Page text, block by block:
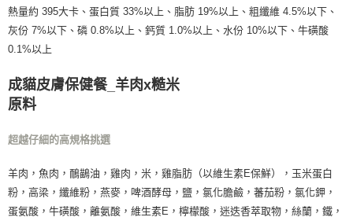
熱量約 395大卡、蛋白質 33%以上、脂肪 19%以上、粗纖維 4.5%以下、
灰份 7%以下、磷 0.8%以上、鈣質 1.0%以上、水份 10%以下、牛磺酸
0.1%以上
成貓皮膚保健餐_羊肉x糙米
原料
超越仔細的高規格挑選
羊肉，魚肉，鴯鶓油，雞肉，米，雞脂肪（以維生素E保鮮），玉米蛋白
粉，高梁，纖維粉，燕麥，啤酒酵母，鹽，氯化膽鹼，蕃茄粉，氯化鉀，
蛋氨酸，牛磺酸，離氨酸，維生素E，檸檬酸，迷迭香萃取物，絲蘭，鐵，